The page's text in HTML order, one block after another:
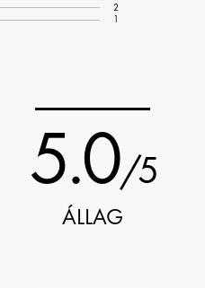
2
1
5.0/5
ÁLLAG